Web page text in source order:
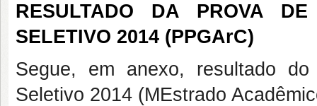
RESULTADO DA PROVA
SELETIVO 2014 (PPGArC)
Segue, em anexo, resultado
Seletivo 2014 (MEstrado